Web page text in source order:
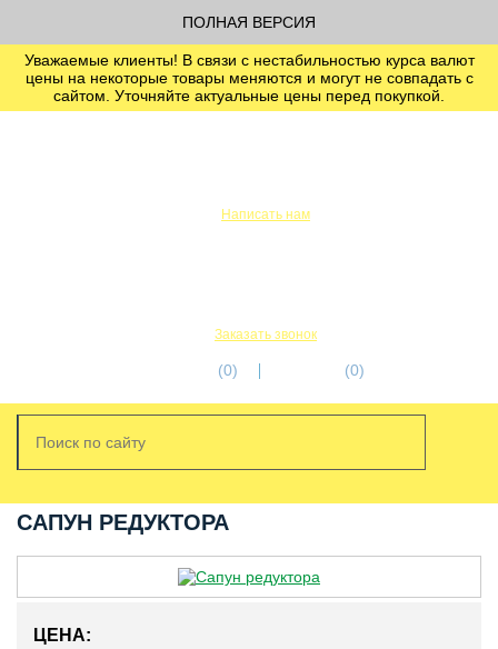
ПОЛНАЯ ВЕРСИЯ
Уважаемые клиенты! В связи с нестабильностью курса валют
цены на некоторые товары меняются и могут не совпадать с
сайтом. Уточняйте актуальные цены перед покупкой.
Написать нам
Заказать звонок
(0) (0)
САПУН РЕДУКТОРА
ЦЕНА: